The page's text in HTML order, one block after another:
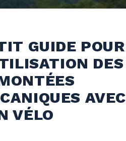
GUIDE POUR
DES
AVEC
VÉLO